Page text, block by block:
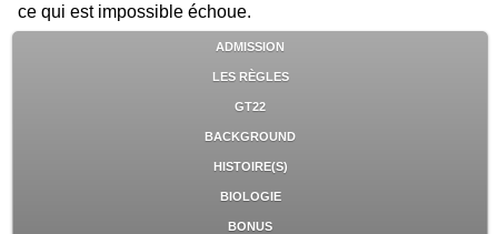
ce qui est impossible échoue.
ADMISSION
LES RÈGLES
GT22
BACKGROUND
HISTOIRE(S)
BIOLOGIE
BONUS